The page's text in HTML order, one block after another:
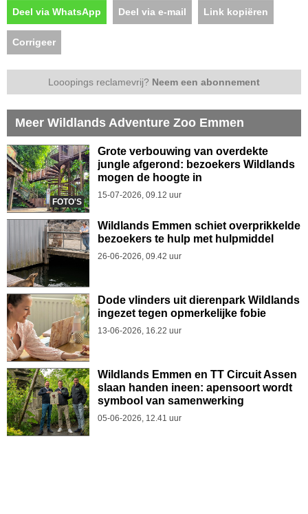
Deel via WhatsApp Deel via e-mail Link kopiëren
Corrigeer
Looopings reclamevrij? Neem een abonnement
Meer Wildlands Adventure Zoo Emmen
FOTO'S
Grote verbouwing van overdekte
jungle afgerond: bezoekers Wildlands
mogen de hoogte in
15-07-2026, 09.12 uur
Wildlands Emmen schiet overprikkelde
bezoekers te hulp met hulpmiddel
26-06-2026, 09.42 uur
Dode vlinders uit dierenpark Wildlands
ingezet tegen opmerkelijke fobie
13-06-2026, 16.22 uur
Wildlands Emmen en TT Circuit Assen
slaan handen ineen: apensoort wordt
symbool van samenwerking
05-06-2026, 12.41 uur